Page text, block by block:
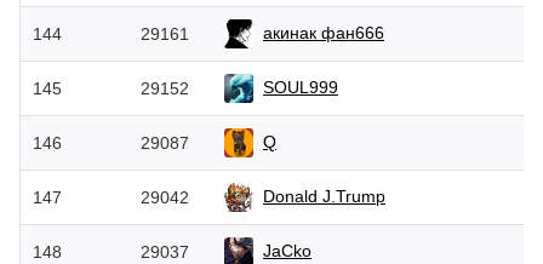
144 29161 акинак фан666
145 29152 SOUL999
146 29087 Q
147 29042 Donald J.Trump
148 29037 JaCko